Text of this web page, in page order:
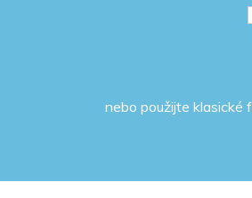
nebo použijte klasické